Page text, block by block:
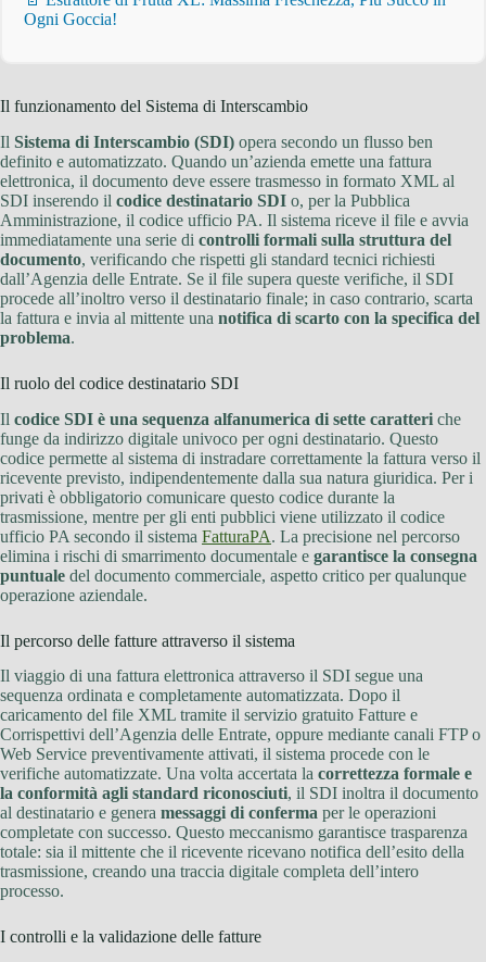
Ogni Goccia!
Il funzionamento del Sistema di Interscambio
Il Sistema di Interscambio (SDI) opera secondo un flusso ben
definito e automatizzato. Quando un’azienda emette una fattura
elettronica, il documento deve essere trasmesso in formato XML al
SDI inserendo il codice destinatario SDI o, per la Pubblica
Amministrazione, il codice ufficio PA. Il sistema riceve il file e avvia
immediatamente una serie di controlli formali sulla struttura del
documento, verificando che rispetti gli standard tecnici richiesti
dall’Agenzia delle Entrate. Se il file supera queste verifiche, il SDI
procede all’inoltro verso il destinatario finale; in caso contrario, scarta
la fattura e invia al mittente una notifica di scarto con la specifica del
problema.
Il ruolo del codice destinatario SDI
Il codice SDI è una sequenza alfanumerica di sette caratteri che
funge da indirizzo digitale univoco per ogni destinatario. Questo
codice permette al sistema di instradare correttamente la fattura verso il
ricevente previsto, indipendentemente dalla sua natura giuridica. Per i
privati è obbligatorio comunicare questo codice durante la
trasmissione, mentre per gli enti pubblici viene utilizzato il codice
ufficio PA secondo il sistema FatturaPA. La precisione nel percorso
elimina i rischi di smarrimento documentale e garantisce la consegna
puntuale del documento commerciale, aspetto critico per qualunque
operazione aziendale.
Il percorso delle fatture attraverso il sistema
Il viaggio di una fattura elettronica attraverso il SDI segue una
sequenza ordinata e completamente automatizzata. Dopo il
caricamento del file XML tramite il servizio gratuito Fatture e
Corrispettivi dell’Agenzia delle Entrate, oppure mediante canali FTP o
Web Service preventivamente attivati, il sistema procede con le
verifiche automatizzate. Una volta accertata la correttezza formale e
la conformità agli standard riconosciuti, il SDI inoltra il documento
al destinatario e genera messaggi di conferma per le operazioni
completate con successo. Questo meccanismo garantisce trasparenza
totale: sia il mittente che il ricevente ricevano notifica dell’esito della
trasmissione, creando una traccia digitale completa dell’intero
processo.
I controlli e la validazione delle fatture